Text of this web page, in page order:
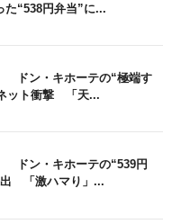
た“538円弁当”に...
ドン・キホーテの“極端す
ット衝撃 「天...
ドン・キホーテの“539円
出 「激ハマり」...